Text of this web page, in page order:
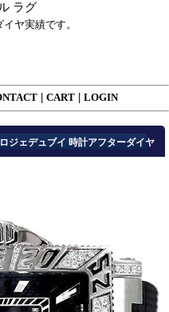
ラグ
ヤ実績です。
CART LOGIN
ロジェデュブイ 時計アフターダイヤ